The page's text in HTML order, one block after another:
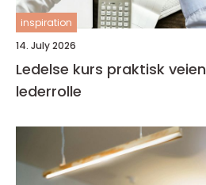
inspiration
14. July 2026
Ledelse kurs praktisk veien til tryggere
lederrolle